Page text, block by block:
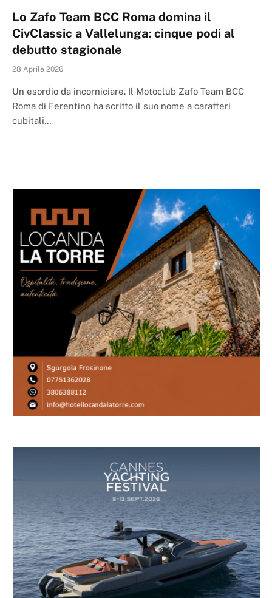
Lo Zafo Team BCC Roma domina il
CivClassic a Vallelunga: cinque podi al
debutto stagionale
28 Aprile 2026
Un esordio da incorniciare. Il Motoclub Zafo Team BCC
Roma di Ferentino ha scritto il suo nome a caratteri
cubitali…